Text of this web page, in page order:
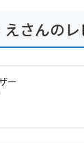
さんのレ
ー